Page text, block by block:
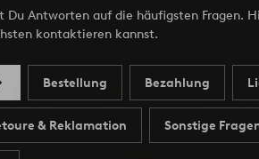
Du Antworten auf die häufigsten Fragen.
kontaktieren kannst.
Bestellung Bezahlung
& Reklamation Sonstige